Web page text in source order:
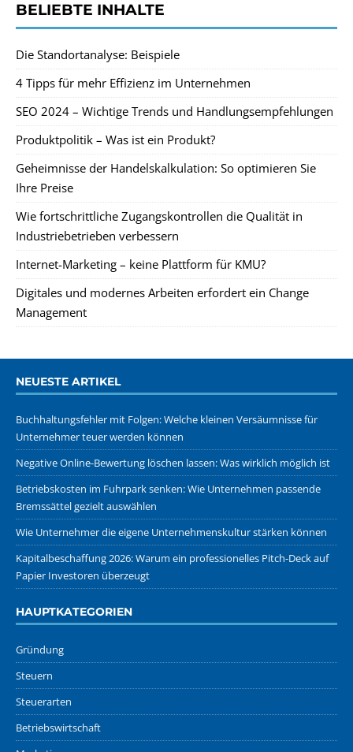
BELIEBTE INHALTE
Die Standortanalyse: Beispiele
4 Tipps für mehr Effizienz im Unternehmen
SEO 2024 – Wichtige Trends und Handlungsempfehlungen
Produktpolitik – Was ist ein Produkt?
Geheimnisse der Handelskalkulation: So optimieren Sie
Ihre Preise
Wie fortschrittliche Zugangskontrollen die Qualität in
Industriebetrieben verbessern
Internet-Marketing – keine Plattform für KMU?
Digitales und modernes Arbeiten erfordert ein Change
Management
NEUESTE ARTIKEL
Buchhaltungsfehler mit Folgen: Welche kleinen Versäumnisse für
Unternehmer teuer werden können
Negative Online-Bewertung löschen lassen: Was wirklich möglich ist
Betriebskosten im Fuhrpark senken: Wie Unternehmen passende
Bremssättel gezielt auswählen
Wie Unternehmer die eigene Unternehmenskultur stärken können
Kapitalbeschaffung 2026: Warum ein professionelles Pitch-Deck auf
Papier Investoren überzeugt
HAUPTKATEGORIEN
Gründung
Steuern
Steuerarten
Betriebswirtschaft